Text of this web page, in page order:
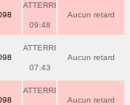
ATTERRI
09:48
Aucun retard
ATTERRI
07:43
Aucun retard
ATTERRI
Aucun retard